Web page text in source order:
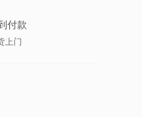
付款
上门